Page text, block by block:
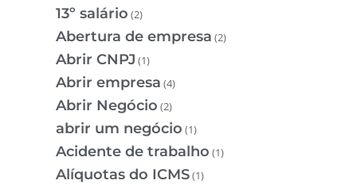
13º salário (2)
Abertura de empresa (2)
Abrir CNPJ (1)
Abrir empresa (4)
Abrir Negócio (2)
abrir um negócio (1)
Acidente de trabalho (1)
Alíquotas do ICMS(1)